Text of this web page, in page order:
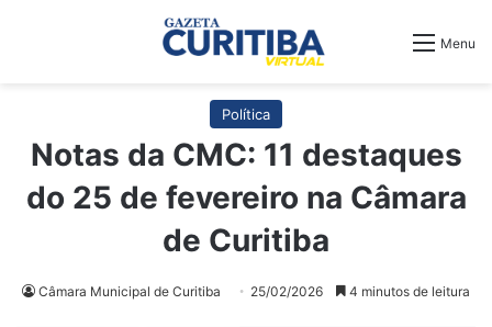
Menu
Política
Notas da CMC: 11 destaques
do 25 de fevereiro na Câmara
de Curitiba
Câmara Municipal de Curitiba 25/02/2026 4 minutos de leitura